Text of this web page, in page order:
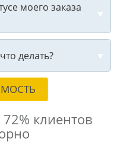
моего заказа
делать?
72% клиентов